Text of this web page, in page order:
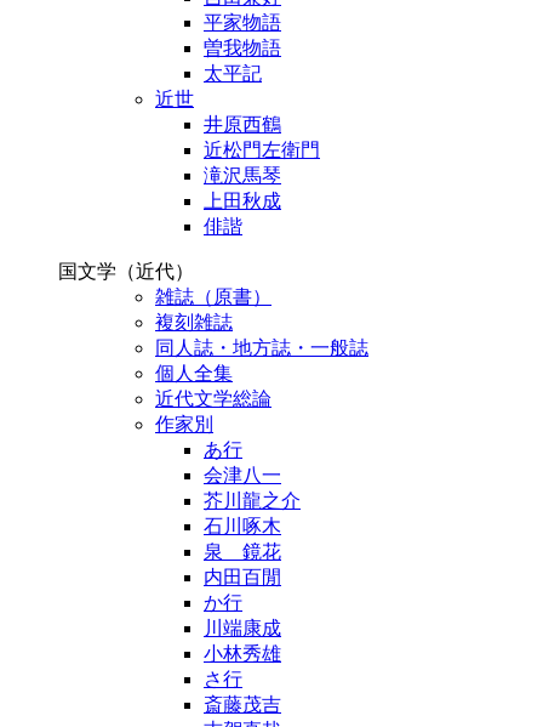
平家物語
曽我物語
太平記
近世
井原西鶴
近松門左衛門
滝沢馬琴
上田秋成
俳諧
国文学（近代）
雑誌（原書）
複刻雑誌
同人誌・地方誌・一般誌
個人全集
近代文学総論
作家別
あ行
会津八一
芥川龍之介
石川啄木
泉 鏡花
内田百閒
か行
川端康成
小林秀雄
さ行
斎藤茂吉